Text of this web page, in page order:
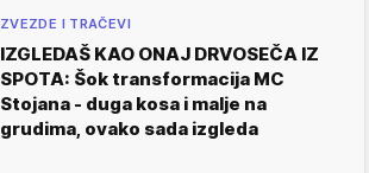
ZVEZDE I TRAČEVI
IZGLEDAŠ KAO ONAJ DRVOSEČA IZ
SPOTA: Šok transformacija MC
Stojana - duga kosa i malje na
grudima, ovako sada izgleda